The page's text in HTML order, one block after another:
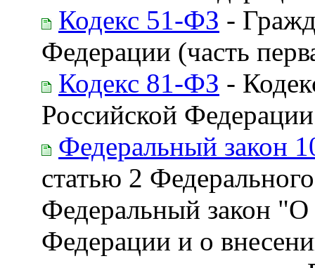
Кодекс 51-ФЗ -
Федерации (часть
Кодекс 81-ФЗ -
Российской Федерации
Федеральный закон
статью 2
Федеральный закон "О
Федерации и о